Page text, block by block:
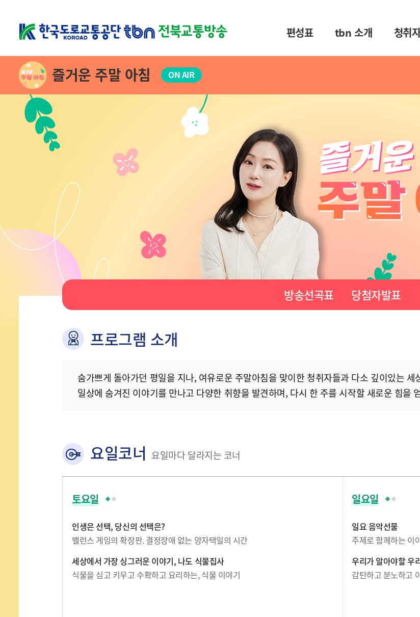
편성표 tbn 소개 청취
즐거운 주말 아침 ON AIR
방송선곡표 당첨자발표
프로그램 소개
숨가쁘게 돌아가던 평일을 지나, 여유로운 주말아침을 맞이한 청취자들과 다소 깊이있는
일상에 숨겨진 이야기를 만나고 다양한 취향을 발견하며, 다시 한 주를 시작할 새로운 힘을
요일코너 요일마다 달라지는 코너
토요일
인생은 선택, 당신의 선택은?
밸런스 게임의 확장판. 결정장애 없는 양자택일의 시간
세상에서 가장 싱그러운 이야기, 나도 식물집사
식물을 심고 키우고 수확하고 요리하는, 식물 이야기
일요일
일요 음악선물
주제로 함께하는 이
우리가 알아야할 우
감탄하고 분노하고